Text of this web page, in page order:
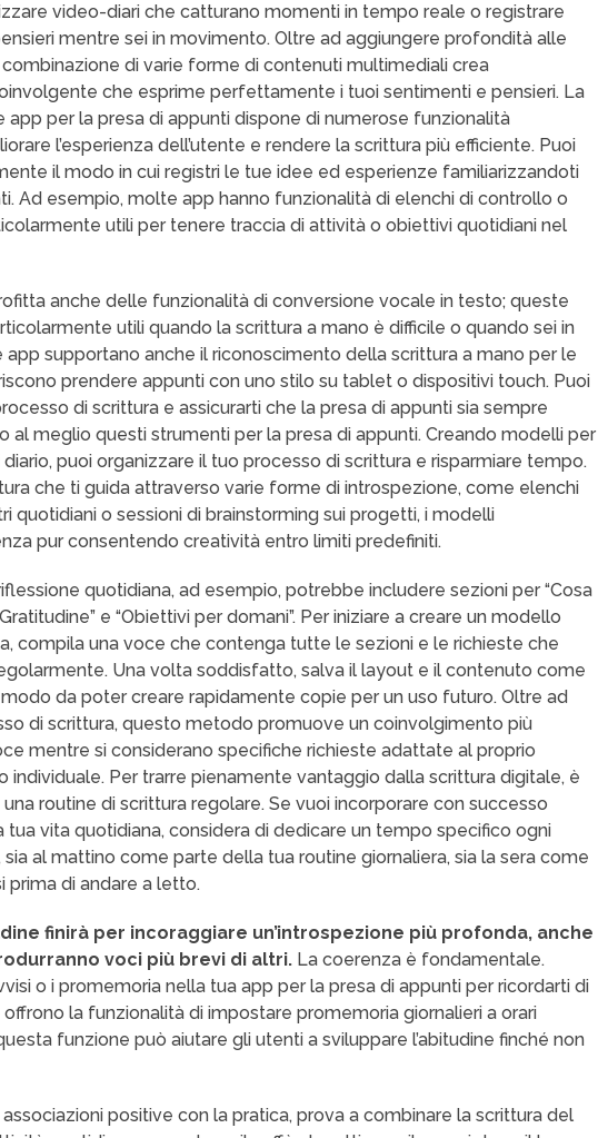
video-diari che catturano momenti in tempo reale o registrare
mentre sei in movimento. Oltre ad aggiungere profondità alle
combinazione di varie forme di contenuti multimediali crea
che esprime perfettamente i tuoi sentimenti e pensieri. La
app per la presa di appunti dispone di numerose funzionalità
l’esperienza dell’utente e rendere la scrittura più efficiente. Puoi
il modo in cui registri le tue idee ed esperienze familiarizzandoti
Ad esempio, molte app hanno funzionalità di elenchi di controllo o
utili per tenere traccia di attività o obiettivi quotidiani nel
anche delle funzionalità di conversione vocale in testo; queste
utili quando la scrittura a mano è difficile o quando sei in
supportano anche il riconoscimento della scrittura a mano per le
prendere appunti con uno stilo su tablet o dispositivi touch. Puoi
di scrittura e assicurarti che la presa di appunti sia sempre
al meglio questi strumenti per la presa di appunti. Creando modelli per
puoi organizzare il tuo processo di scrittura e risparmiare tempo.
che ti guida attraverso varie forme di introspezione, come elenchi
quotidiani o sessioni di brainstorming sui progetti, i modelli
pur consentendo creatività entro limiti predefiniti.
quotidiana, ad esempio, potrebbe includere sezioni per “Cosa
e “Obiettivi per domani”. Per iniziare a creare un modello
compila una voce che contenga tutte le sezioni e le richieste che
Una volta soddisfatto, salva il layout e il contenuto come
da poter creare rapidamente copie per un uso futuro. Oltre ad
di scrittura, questo metodo promuove un coinvolgimento più
mentre si considerano specifiche richieste adattate al proprio
individuale. Per trarre pienamente vantaggio dalla scrittura digitale, è
routine di scrittura regolare. Se vuoi incorporare con successo
tua vita quotidiana, considera di dedicare un tempo specifico ogni
sia al mattino come parte della tua routine giornaliera, sia la sera come
prima di andare a letto.
finirà per incoraggiare un’introspezione più profonda, anche
voci più brevi di altri. La coerenza è fondamentale.
o i promemoria nella tua app per la presa di appunti per ricordarti di
la funzionalità di impostare promemoria giornalieri a orari
funzione può aiutare gli utenti a sviluppare l’abitudine finché non
positive con la pratica, prova a combinare la scrittura del